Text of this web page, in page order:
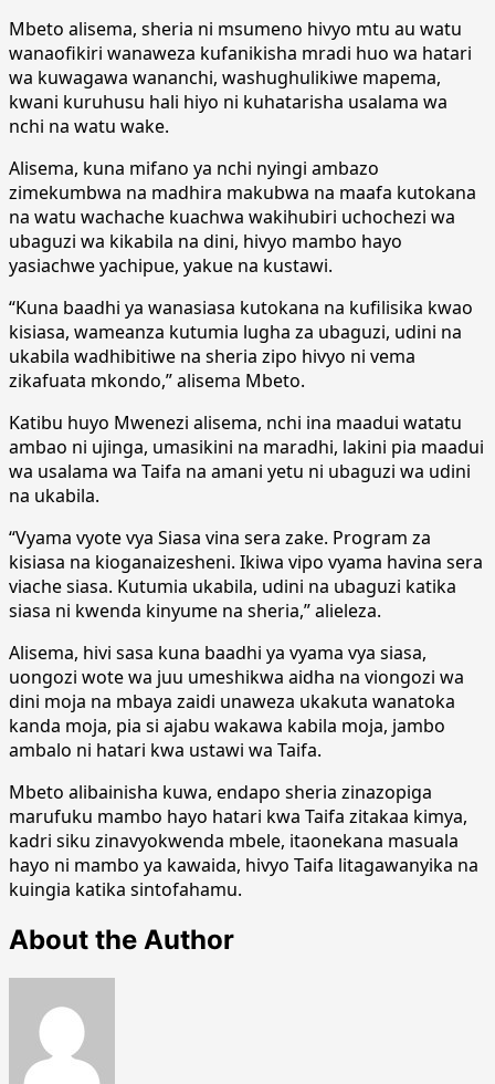
Mbeto alisema, sheria ni msumeno hivyo mtu au watu
wanaofikiri wanaweza kufanikisha mradi huo wa hatari
wa kuwagawa wananchi, washughulikiwe mapema,
kwani kuruhusu hali hiyo ni kuhatarisha usalama wa
nchi na watu wake.
Alisema, kuna mifano ya nchi nyingi ambazo
zimekumbwa na madhira makubwa na maafa kutokana
na watu wachache kuachwa wakihubiri uchochezi wa
ubaguzi wa kikabila na dini, hivyo mambo hayo
yasiachwe yachipue, yakue na kustawi.
“Kuna baadhi ya wanasiasa kutokana na kufilisika kwao
kisiasa, wameanza kutumia lugha za ubaguzi, udini na
ukabila wadhibitiwe na sheria zipo hivyo ni vema
zikafuata mkondo,” alisema Mbeto.
Katibu huyo Mwenezi alisema, nchi ina maadui watatu
ambao ni ujinga, umasikini na maradhi, lakini pia maadui
wa usalama wa Taifa na amani yetu ni ubaguzi wa udini
na ukabila.
“Vyama vyote vya Siasa vina sera zake. Program za
kisiasa na kioganaizesheni. Ikiwa vipo vyama havina sera
viache siasa. Kutumia ukabila, udini na ubaguzi katika
siasa ni kwenda kinyume na sheria,” alieleza.
Alisema, hivi sasa kuna baadhi ya vyama vya siasa,
uongozi wote wa juu umeshikwa aidha na viongozi wa
dini moja na mbaya zaidi unaweza ukakuta wanatoka
kanda moja, pia si ajabu wakawa kabila moja, jambo
ambalo ni hatari kwa ustawi wa Taifa.
Mbeto alibainisha kuwa, endapo sheria zinazopiga
marufuku mambo hayo hatari kwa Taifa zitakaa kimya,
kadri siku zinavyokwenda mbele, itaonekana masuala
hayo ni mambo ya kawaida, hivyo Taifa litagawanyika na
kuingia katika sintofahamu.
About the Author